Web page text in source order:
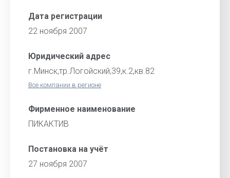
Дата регистрации
22 ноября 2007
Юридический адрес
г.Минск,тр.Логойский,39,к.2,кв.82
Все компании в регионе
Фирменное наименование
ПИКАКТИВ
Постановка на учёт
27 ноября 2007